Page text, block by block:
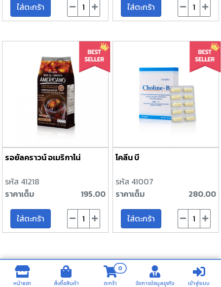
ใส่ตะกร้า ใส่ตะกร้า
รอยัลคราวน์ อเมริกาโน่
รหัส 41218
ราคาเต็ม
195.00
ใส่ตะกร้า
โคลีน บี
รหัส 41007
ราคาเต็ม
280.00
ใส่ตะกร้า
หน้าแรก สั่งซื้อสินค้า
0
ตะกร้า จัดการข้อมูลธุรกิจ เข้าสู่ระบบ